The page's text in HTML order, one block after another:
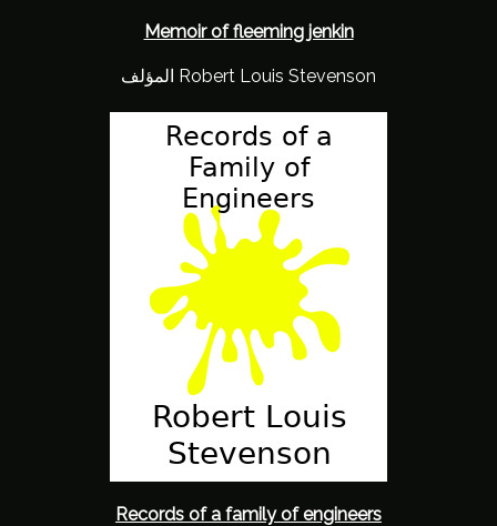
Memoir of fleeming jenkin
المؤلف Robert Louis Stevenson
Records of a family of engineers